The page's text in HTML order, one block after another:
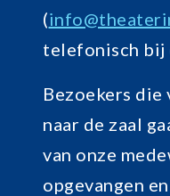
(
telefonisch bij
Bezoekers
naar de zaal
van onze
opgevangen